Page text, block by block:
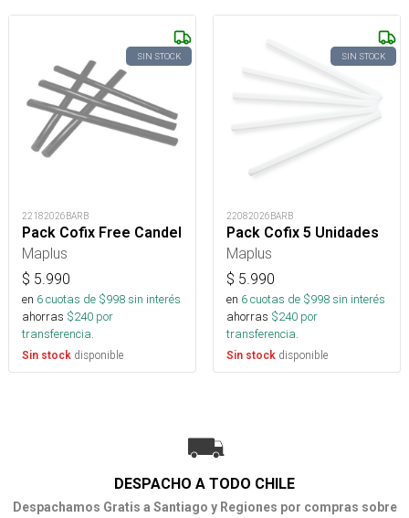
SIN STOCK
22182026BARB
Pack Cofix Free Candel
Maplus
$ 5.990
en 6cuotas de $998sin interés
ahorras $240 por
transferencia.
Sin stock disponible
SIN STOCK
22082026BARB
Pack Cofix 5 Unidades
Maplus
$ 5.990
en 6cuotas de $998sin interés
ahorras $240 por
transferencia.
Sin stock disponible
DESPACHO A TODO CHILE
Despachamos Gratis a Santiago y Regiones por compras sobre